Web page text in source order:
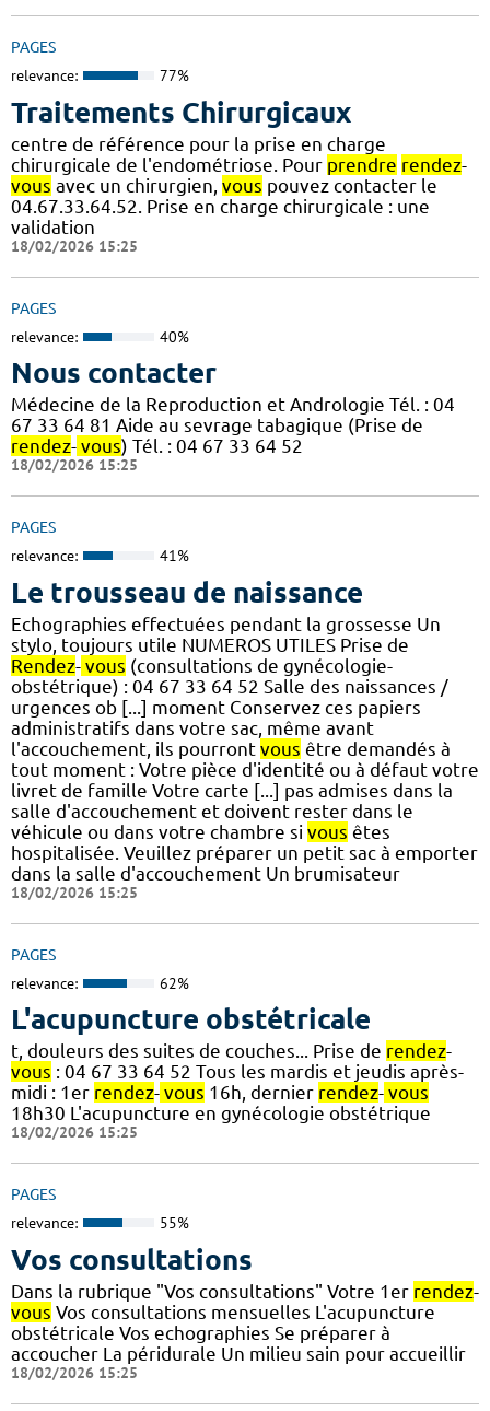
PAGES
relevance: 77%
Traitements Chirurgicaux
centre de référence pour la prise en charge
chirurgicale de l'endométriose. Pour prendre rendez-
vous avec un chirurgien, vous pouvez contacter le
04.67.33.64.52. Prise en charge chirurgicale : une
validation
18/02/2026 15:25
PAGES
relevance: 40%
Nous contacter
Médecine de la Reproduction et Andrologie Tél. : 04
67 33 64 81 Aide au sevrage tabagique (Prise de
rendez- vous) Tél. : 04 67 33 64 52
18/02/2026 15:25
PAGES
relevance: 41%
Le trousseau de naissance
Echographies effectuées pendant la grossesse Un
stylo, toujours utile NUMEROS UTILES Prise de
Rendez- vous (consultations de gynécologie-
obstétrique) : 04 67 33 64 52 Salle des naissances /
urgences ob [...] moment Conservez ces papiers
administratifs dans votre sac, même avant
l'accouchement, ils pourront vous être demandés à
tout moment : Votre pièce d'identité ou à défaut votre
livret de famille Votre carte [...] pas admises dans la
salle d'accouchement et doivent rester dans le
véhicule ou dans votre chambre si vous êtes
hospitalisée. Veuillez préparer un petit sac à emporter
dans la salle d'accouchement Un brumisateur
18/02/2026 15:25
PAGES
relevance: 62%
L'acupuncture obstétricale
t, douleurs des suites de couches... Prise de rendez-
vous : 04 67 33 64 52 Tous les mardis et jeudis après-
midi : 1er rendez- vous 16h, dernier rendez- vous
18h30 L'acupuncture en gynécologie obstétrique
18/02/2026 15:25
PAGES
relevance: 55%
Vos consultations
Dans la rubrique "Vos consultations" Votre 1er rendez-
vous Vos consultations mensuelles L'acupuncture
obstétricale Vos echographies Se préparer à
accoucher La péridurale Un milieu sain pour accueillir
18/02/2026 15:25